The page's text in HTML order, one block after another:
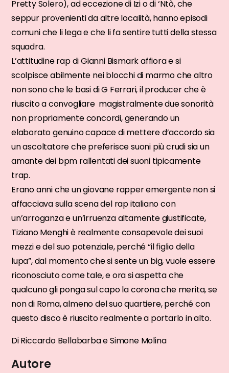
Pretty Solero), ad eccezione di Izi o di ‘Ntò, che
seppur provenienti da altre località, hanno episodi
comuni che li lega e che li fa sentire tutti della stessa
squadra.
L’attitudine rap di Gianni Bismark affiora e si
scolpisce abilmente nei blocchi di marmo che altro
non sono che le basi di G Ferrari, il producer che è
riuscito a convogliare magistralmente due sonorità
non propriamente concordi, generando un
elaborato genuino capace di mettere d’accordo sia
un ascoltatore che preferisce suoni più crudi sia un
amante dei bpm rallentati dei suoni tipicamente
trap.
Erano anni che un giovane rapper emergente non si
affacciava sulla scena del rap italiano con
un’arroganza e un’irruenza altamente giustificate,
Tiziano Menghi è realmente consapevole dei suoi
mezzi e del suo potenziale, perché “il figlio della
lupa”, dal momento che si sente un big, vuole essere
riconosciuto come tale, e ora si aspetta che
qualcuno gli ponga sul capo la corona che merita, se
non di Roma, almeno del suo quartiere, perché con
questo disco è riuscito realmente a portarlo in alto.
Di Riccardo Bellabarba e Simone Molina
Autore